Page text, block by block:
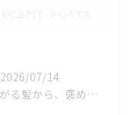
2026/07/14
広がる髪から、褒められる髪へ。